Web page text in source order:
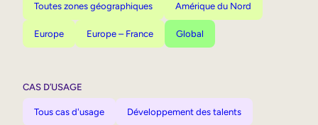
Toutes zones géographiques Amérique du Nord
Europe Europe – France Global
CAS D’USAGE
Tous cas d'usage Développement des talents